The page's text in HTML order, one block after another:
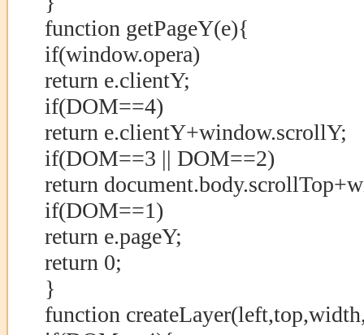
function getPageY(e){
if(window.opera)
return e.clientY;
if(DOM==4)
return e.clientY+window.scrollY;
if(DOM==3 || DOM==2)
return
if(DOM==1)
return e.pageY;
return 0;
}
function